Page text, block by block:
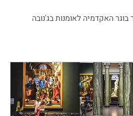
בוגר האקדמיה לאומנות בג'נובה